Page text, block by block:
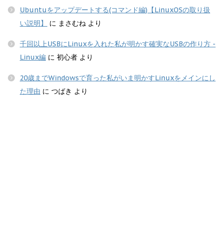
Ubuntuをアップデートする(コマンド編)【LinuxOSの取り扱
い説明】
に まさむね より
千回以上USBにLinuxを入れた私が明かす確実なUSBの作り方 -
Linux編 に 初心者 より
20歳までWindowsで育った私がいま明かすLinuxをメインにし
た理由 に つばき より